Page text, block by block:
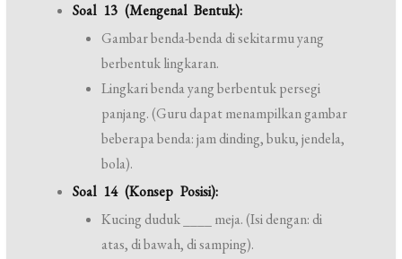
Soal 13 (Mengenal Bentuk):
Gambar benda-benda di sekitarmu yang
berbentuk lingkaran.
Lingkari benda yang berbentuk persegi
panjang. (Guru dapat menampilkan gambar
beberapa benda: jam dinding, buku, jendela,
bola).
Soal 14 (Konsep Posisi):
Kucing duduk ____ meja. (Isi dengan: di
atas, di bawah, di samping).